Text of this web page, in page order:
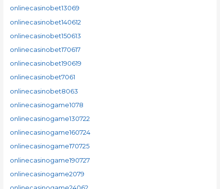
onlinecasinobet13069
onlinecasinobet140612
onlinecasinobet150613
onlinecasinobet170617
onlinecasinobet190619
onlinecasinobet7061
onlinecasinobet8063
onlinecasinogame1078
onlinecasinogame130722
onlinecasinogame160724
onlinecasinogame170725
onlinecasinogame190727
onlinecasinogame2079